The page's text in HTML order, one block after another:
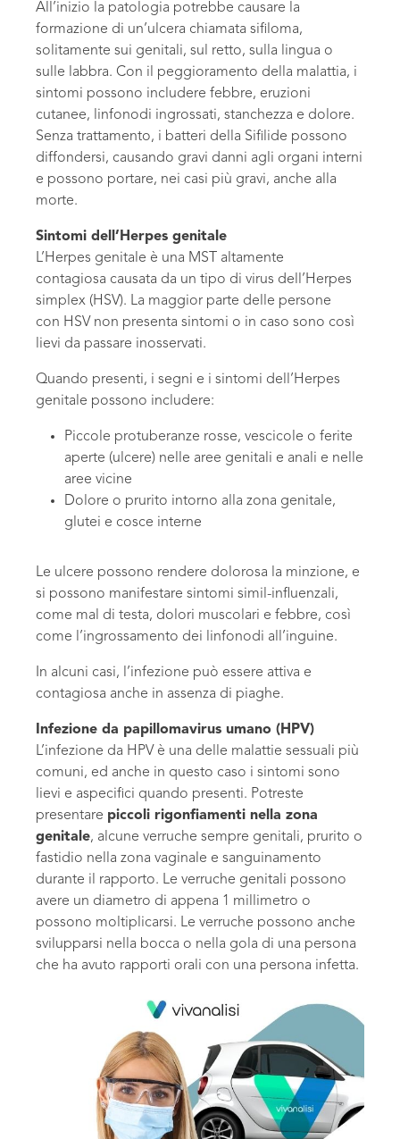
All’inizio la patologia potrebbe causare la
formazione di un’ulcera chiamata sifiloma,
solitamente sui genitali, sul retto, sulla lingua o
sulle labbra. Con il peggioramento della malattia, i
sintomi possono includere febbre, eruzioni
cutanee, linfonodi ingrossati, stanchezza e dolore.
Senza trattamento, i batteri della Sifilide possono
diffondersi, causando gravi danni agli organi interni
e possono portare, nei casi più gravi, anche alla
morte.
Sintomi dell’Herpes genitale
L’Herpes genitale è una MST altamente
contagiosa causata da un tipo di virus dell’Herpes
simplex (HSV). La maggior parte delle persone
con HSV non presenta sintomi o in caso sono così
lievi da passare inosservati.
Quando presenti, i segni e i sintomi dell’Herpes
genitale possono includere:
Piccole protuberanze rosse, vescicole o ferite
aperte (ulcere) nelle aree genitali e anali e nelle
aree vicine
Dolore o prurito intorno alla zona genitale,
glutei e cosce interne
Le ulcere possono rendere dolorosa la minzione, e
si possono manifestare sintomi simil-influenzali,
come mal di testa, dolori muscolari e febbre, così
come l’ingrossamento dei linfonodi all’inguine.
In alcuni casi, l’infezione può essere attiva e
contagiosa anche in assenza di piaghe.
Infezione da papillomavirus umano (HPV)
L’infezione da HPV è una delle malattie sessuali più
comuni, ed anche in questo caso i sintomi sono
lievi e aspecifici quando presenti. Potreste
presentare piccoli rigonfiamenti nella zona
genitale, alcune verruche sempre genitali, prurito o
fastidio nella zona vaginale e sanguinamento
durante il rapporto. Le verruche genitali possono
avere un diametro di appena 1 millimetro o
possono moltiplicarsi. Le verruche possono anche
svilupparsi nella bocca o nella gola di una persona
che ha avuto rapporti orali con una persona infetta.